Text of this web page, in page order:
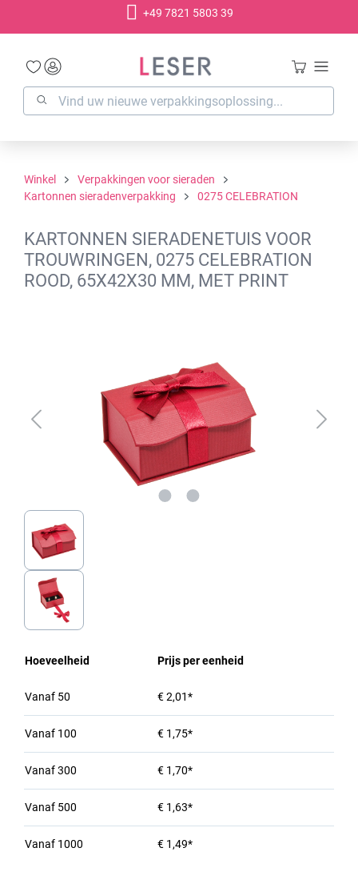
+49 7821 5803 39
Winkel
Verpakkingen voor sieraden
Kartonnen sieradenverpakking
0275 CELEBRATION
KARTONNEN SIERADENETUIS VOOR
TROUWRINGEN, 0275 CELEBRATION
ROOD, 65X42X30 MM, MET PRINT
Hoeveelheid Prijs per eenheid
Vanaf 50 € 2,01*
Vanaf 100 € 1,75*
Vanaf300 € 1,70*
Vanaf 500 € 1,63*
Vanaf 1000 € 1,49*